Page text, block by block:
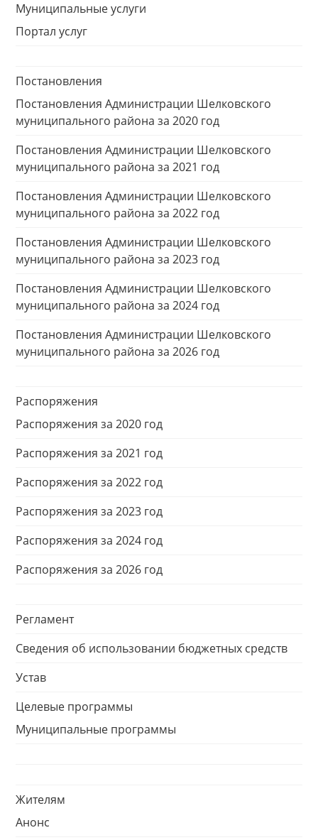
Муниципальные услуги
Портал услуг
Постановления
Постановления Администрации Шелковского
муниципального района за 2020 год
Постановления Администрации Шелковского
муниципального района за 2021 год
Постановления Администрации Шелковского
муниципального района за 2022 год
Постановления Администрации Шелковского
муниципального района за 2023 год
Постановления Администрации Шелковского
муниципального района за 2024 год
Постановления Администрации Шелковского
муниципального района за 2026 год
Распоряжения
Распоряжения за 2020 год
Распоряжения за 2021 год
Распоряжения за 2022 год
Распоряжения за 2023 год
Распоряжения за 2024 год
Распоряжения за 2026 год
Регламент
Сведения об использовании бюджетных средств
Устав
Целевые программы
Муниципальные программы
Жителям
Анонс